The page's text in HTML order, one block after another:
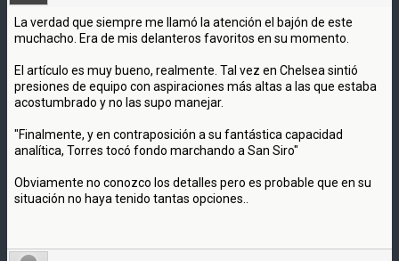
La verdad que siempre me llamó la atención el bajón de este
muchacho. Era de mis delanteros favoritos en su momento.
El artículo es muy bueno, realmente. Tal vez en Chelsea sintió
presiones de equipo con aspiraciones más altas a las que estaba
acostumbrado y no las supo manejar.
"Finalmente, y en contraposición a su fantástica capacidad
analítica, Torres tocó fondo marchando a San Siro"
Obviamente no conozco los detalles pero es probable que en su
situación no haya tenido tantas opciones..